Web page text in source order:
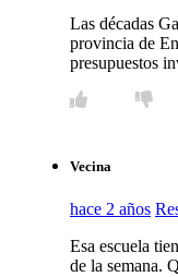
Las décadas
provincia de
presupuestos
Vecina
hace 2 años
Esa escuela
de la semana.